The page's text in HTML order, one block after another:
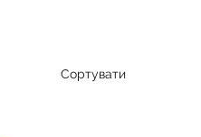
Сортувати